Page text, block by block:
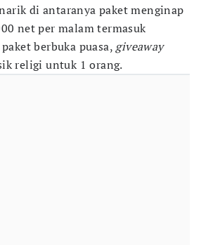
di antaranya paket menginap
net per malam termasuk
berbuka puasa, giveaway
religi untuk 1 orang.